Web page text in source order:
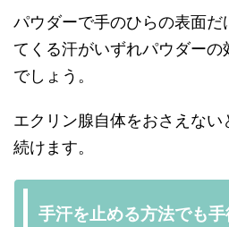
パウダーで手のひらの表面だ
てくる汗がいずれパウダーの
でしょう。
エクリン腺自体をおさえない
続けます。
手汗を止める方法でも